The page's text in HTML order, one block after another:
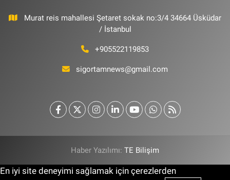
Murat reis mahallesi Şetaret sokak no:3/4 34664 Üsküdar
/ İstanbul
+905522119853
sigortamnews@gmail.com
Haber Yazılımı: TE Bilişim
En iyi site deneyimi sağlamak için çerezlerden